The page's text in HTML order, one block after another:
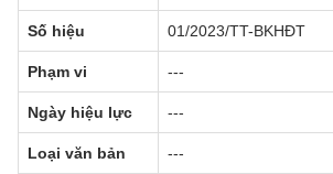
Số hiệu 01/2023/TT-BKHĐT
Phạm vi ---
Ngày hiệu lực ---
Loại văn bản ---